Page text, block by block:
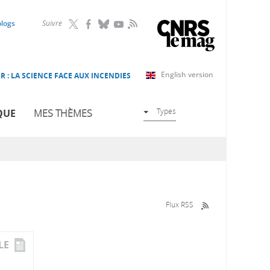
Suivre RSS
English version
: LA SCIENCE FACE AUX INCENDIES
MES THÈMES Types
Flux RSS